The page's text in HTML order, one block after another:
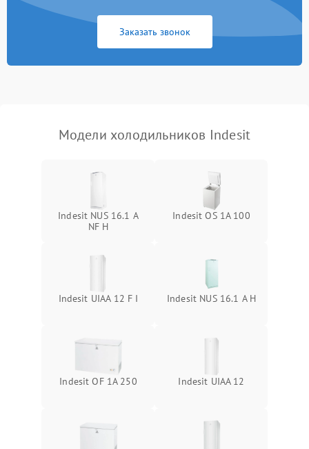
Сбой в работе инвертора
работе
2000 ₽ Подробнее →
Заказать звонок
Модели холодильников Indesit
Indesit NUS 16.1 A
NF H
Indesit OS 1A 100
Indesit UIAA 12 F I Indesit NUS 16.1 A H
Indesit OF 1A 250 Indesit UIAA 12